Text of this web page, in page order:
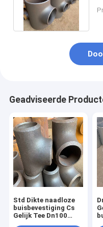
Geadviseerde
Std Dikte naadloze
buisbevestiging Cs
Gelijk Tee Dn100